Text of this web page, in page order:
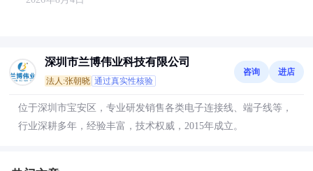
深圳市兰博伟业科技有限公司
法人:张朝晓 通过真实性核验
咨询 进店
位于深圳市宝安区，专业研发销售各类电子连接线、端子线等，
行业深耕多年，经验丰富，技术权威，2015年成立。